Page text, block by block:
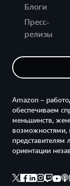
Блоги
Пресс-
релизы
Amazon –
обеспечиваем
меньшинств,
возможностями,
представителям
ориентации